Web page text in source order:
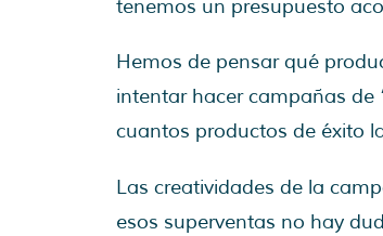
tenemos un presupuesto
Hemos de pensar qué
intentar hacer campañas de
cuantos productos de éxito
Las creatividades de la
esos superventas no hay